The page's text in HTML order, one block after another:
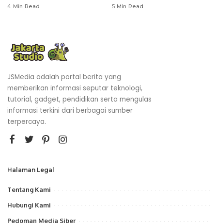
4 Min Read 5 Min Read
JSMedia adalah portal berita yang
memberikan informasi seputar teknologi,
tutorial, gadget, pendidikan serta mengulas
informasi terkini dari berbagai sumber
terpercaya.
Halaman Legal
Tentang Kami
Hubungi Kami
Pedoman Media Siber